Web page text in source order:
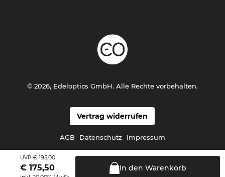
UVP € 195,00
€ 175,50 In den Warenkorb
Vertrag widerrufen
AGB Datenschutz Impressum
© 2026, Edeloptics GmbH. Alle Rechte vorbehalten.